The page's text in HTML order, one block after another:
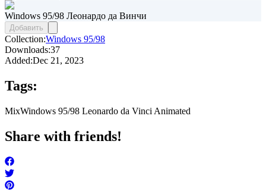
Windows 95/98 Леонардо да Винчи
Добавить
Collection:Windows 95/98
Downloads:37
Added:Dec 21, 2023
Tags:
MixWindows 95/98 Leonardo da Vinci Animated
Share with friends!